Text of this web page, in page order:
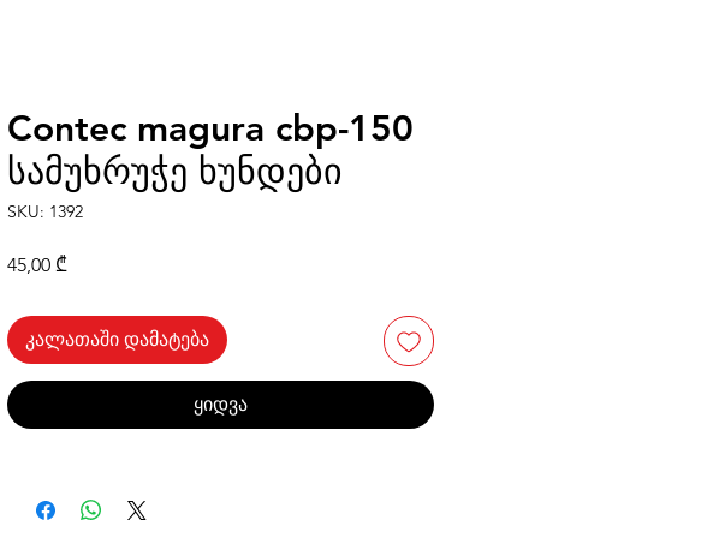
Contec magura cbp-150
სამუხრუჭე ხუნდები
SKU: 1392
45,00 ₾
კალათაში დამატება
ყიდვა